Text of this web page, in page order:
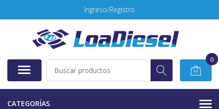
Ingreso/Registro
0
CATEGORÍAS